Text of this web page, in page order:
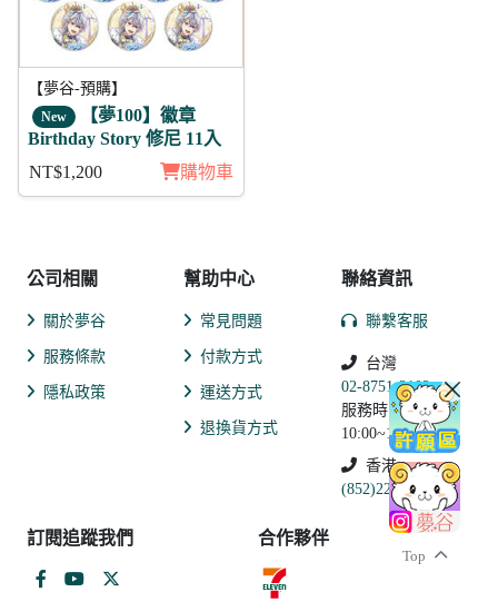
Top
【夢谷-預購】
New 【夢100】徽章
Birthday Story 修尼 11入
NT$1,200
購物車
公司相關
關於夢谷
服務條款
隱私政策
幫助中心
常見問題
付款方式
運送方式
退換貨方式
聯絡資訊
聯繫客服
台灣
02-8751-2102
服務時間:
10:00~19:00
香港
(852)2250-9311
訂閱追蹤我們 合作夥伴